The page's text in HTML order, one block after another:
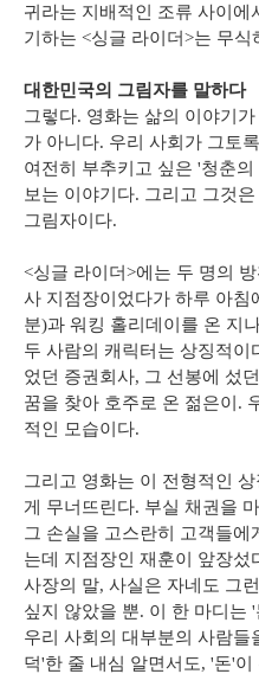
귀라는 지배적인 조류 사이
기하는 <싱글 라이더>는 무식
대한민국의 그림자를 말하다
그렇다. 영화는 삶의 이야기
가 아니다. 우리 사회가 그토
여전히 부추키고 싶은 '청춘
보는 이야기다. 그리고 그것
그림자이다.
<싱글 라이더>에는 두 명의
사 지점장이었다가 하루 아침
분)과 워킹 홀리데이를 온 지
두 사람의 캐릭터는 상징적이
었던 증권회사, 그 선봉에 섰
꿈을 찾아 호주로 온 젊은이.
적인 모습이다.
그리고 영화는 이 전형적인
게 무너뜨린다. 부실 채권을
그 손실을 고스란히 고객들
는데 지점장인 재훈이 앞장섰
사장의 말, 사실은 자네도 그
싶지 않았을 뿐. 이 한 마디는
우리 사회의 대부분의 사람들
덕'한 줄 내심 알면서도, '돈'